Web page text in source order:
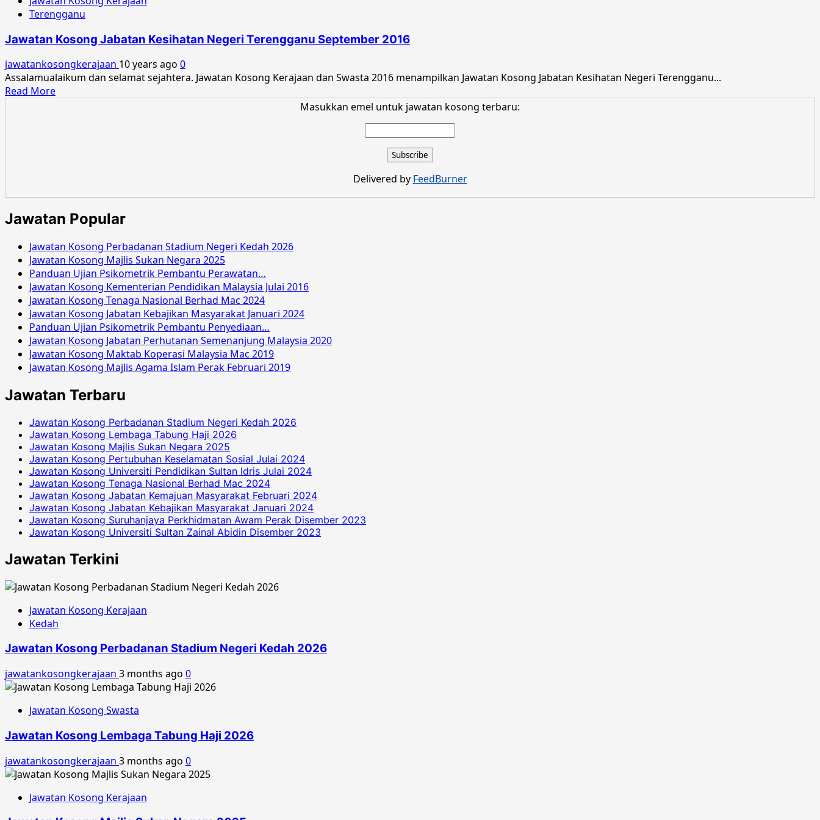
Terengganu
Jawatan Kosong Jabatan Kesihatan Negeri Terengganu September 2016
jawatankosongkerajaan 10 years ago 0
Assalamualaikum dan selamat sejahtera. Jawatan Kosong Kerajaan dan Swasta 2016 menampilkan Jawatan Kosong Jabatan Kesihatan Negeri Terengganu...
Read MoreRead
Terengganu
September
2016
Masukkan emel untuk jawatan kosong terbaru:
Delivered by FeedBurner
Jawatan Popular
Jawatan Kosong Perbadanan Stadium Negeri Kedah 2026
Jawatan Kosong Majlis Sukan Negara 2025
Panduan Ujian Psikometrik Pembantu Perawatan…
Jawatan Kosong Kementerian Pendidikan Malaysia Julai 2016
Jawatan Kosong Tenaga Nasional Berhad Mac 2024
Jawatan Kosong Jabatan Kebajikan Masyarakat Januari 2024
Panduan Ujian Psikometrik Pembantu Penyediaan…
Jawatan Kosong Jabatan Perhutanan Semenanjung Malaysia 2020
Jawatan Kosong Maktab Koperasi Malaysia Mac 2019
Jawatan Kosong Majlis Agama Islam Perak Februari 2019
Jawatan Terbaru
Jawatan Kosong Perbadanan Stadium Negeri Kedah 2026
Jawatan Kosong Lembaga Tabung Haji 2026
Jawatan Kosong Majlis Sukan Negara 2025
Jawatan Kosong Pertubuhan Keselamatan Sosial Julai 2024
Jawatan Kosong Universiti Pendidikan Sultan Idris Julai 2024
Jawatan Kosong Tenaga Nasional Berhad Mac 2024
Jawatan Kosong Jabatan Kemajuan Masyarakat Februari 2024
Jawatan Kosong Jabatan Kebajikan Masyarakat Januari 2024
Jawatan Kosong Suruhanjaya Perkhidmatan Awam Perak Disember 2023
Jawatan Kosong Universiti Sultan Zainal Abidin Disember 2023
Jawatan Terkini
Jawatan Kosong Kerajaan
Kedah
Jawatan Kosong Perbadanan Stadium Negeri Kedah 2026
jawatankosongkerajaan 3 months ago 0
Jawatan Kosong Swasta
Jawatan Kosong Lembaga Tabung Haji 2026
jawatankosongkerajaan 3 months ago 0
Jawatan Kosong Kerajaan